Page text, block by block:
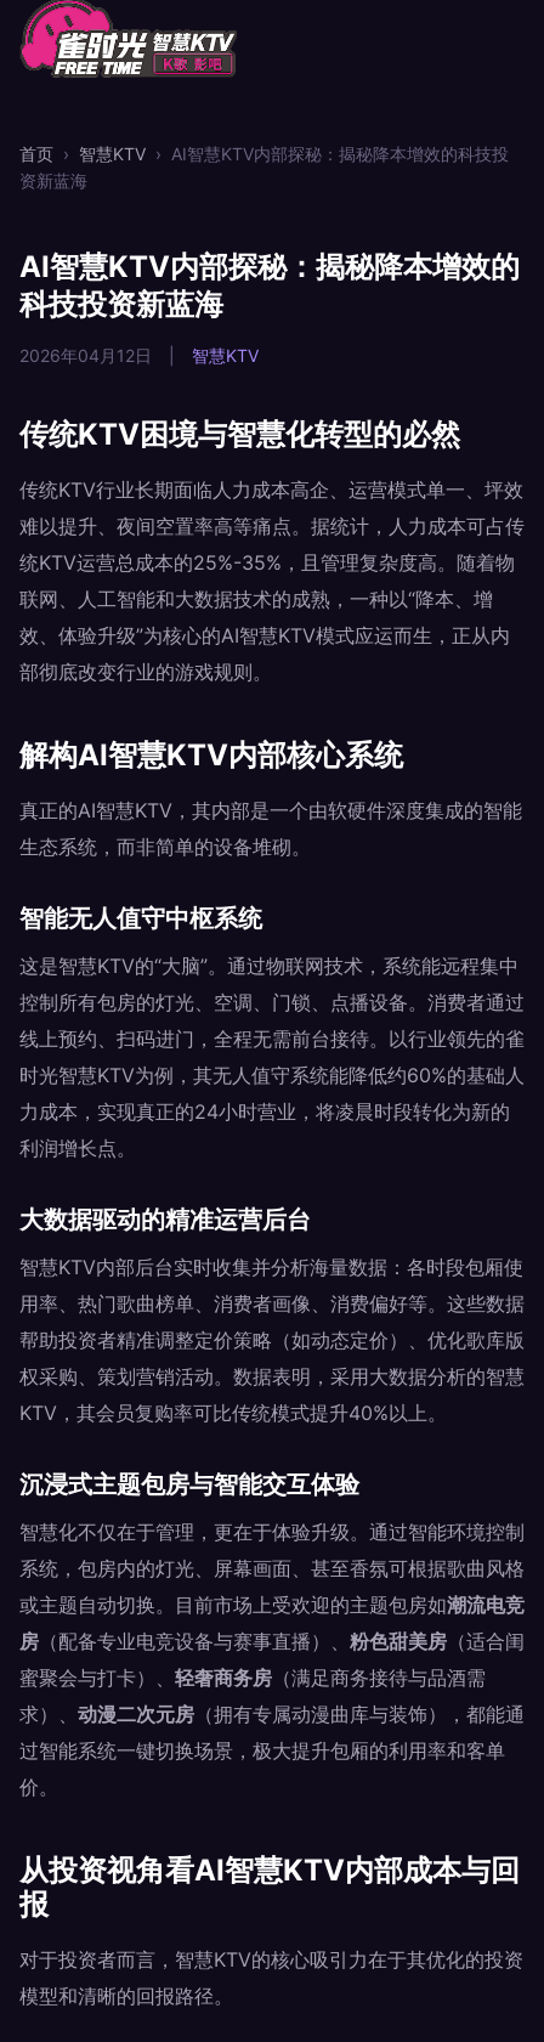
首页 › 智慧KTV › AI智慧KTV内部探秘：揭秘降本增效的科技投
资新蓝海
AI智慧KTV内部探秘：揭秘降本增效的
科技投资新蓝海
2026年04月12日 智慧KTV
传统KTV困境与智慧化转型的必然
传统KTV行业长期面临人力成本高企、运营模式单一、坪效
难以提升、夜间空置率高等痛点。据统计，人力成本可占传
统KTV运营总成本的25%-35%，且管理复杂度高。随着物
联网、人工智能和大数据技术的成熟，一种以“降本、增
效、体验升级”为核心的AI智慧KTV模式应运而生，正从内
部彻底改变行业的游戏规则。
解构AI智慧KTV内部核心系统
真正的AI智慧KTV，其内部是一个由软硬件深度集成的智能
生态系统，而非简单的设备堆砌。
智能无人值守中枢系统
这是智慧KTV的“大脑”。通过物联网技术，系统能远程集中
控制所有包房的灯光、空调、门锁、点播设备。消费者通过
线上预约、扫码进门，全程无需前台接待。以行业领先的雀
时光智慧KTV为例，其无人值守系统能降低约60%的基础人
力成本，实现真正的24小时营业，将凌晨时段转化为新的
利润增长点。
大数据驱动的精准运营后台
智慧KTV内部后台实时收集并分析海量数据：各时段包厢使
用率、热门歌曲榜单、消费者画像、消费偏好等。这些数据
帮助投资者精准调整定价策略（如动态定价）、优化歌库版
权采购、策划营销活动。数据表明，采用大数据分析的智慧
KTV，其会员复购率可比传统模式提升40%以上。
沉浸式主题包房与智能交互体验
智慧化不仅在于管理，更在于体验升级。通过智能环境控制
系统，包房内的灯光、屏幕画面、甚至香氛可根据歌曲风格
或主题自动切换。目前市场上受欢迎的主题包房如潮流电竞
房 （配备专业电竞设备与赛事直播）、 粉色甜美房 （适合闺
蜜聚会与打卡）、 轻奢商务房 （满足商务接待与品酒需
求）、 动漫二次元房 （拥有专属动漫曲库与装饰），都能通
过智能系统一键切换场景，极大提升包厢的利用率和客单
价。
从投资视角看AI智慧KTV内部成本与回
报
对于投资者而言，智慧KTV的核心吸引力在于其优化的投资
模型和清晰的回报路径。